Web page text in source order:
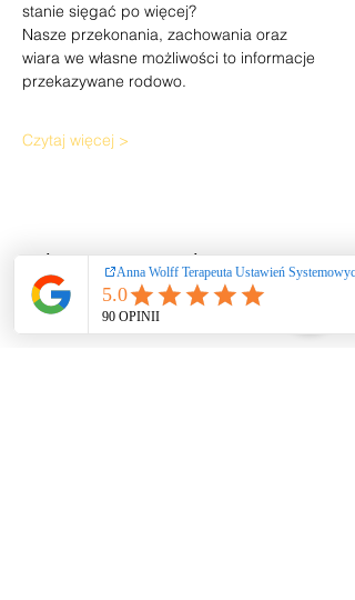
stanie sięgać po więcej?
Nasze przekonania, zachowania oraz
wiara we własne możliwości to informacje
przekazywane rodowo.
Czytaj więcej >
Udostępnij to wydarzenie